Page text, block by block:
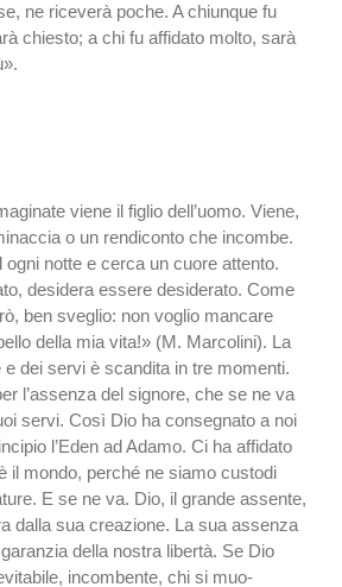
ne riceverà poche. A chiunque fu
chiesto; a chi fu affidato molto, sarà
viene il fi­glio dell’uomo. Viene,
o un rendiconto che incom­be.
ogni notte e cerca un cuore atten­to.
de­sidera essere desiderato. Co­me
ben sveglio: non voglio mancare
della mia vita!» (M. Marco­lini). La
e dei servi è scandita in tre mo­menti.
l’assenza del signore, che se ne va
servi. Così Dio ha consegnato a noi
l’Eden ad Adamo. Ci ha affidato
il mondo, perché ne siamo cu­stodi
E se ne va. Dio, il grande as­sente,
dalla sua creazione. La sua as­senza
della nostra libertà. Se Dio
incombente, chi si muo­